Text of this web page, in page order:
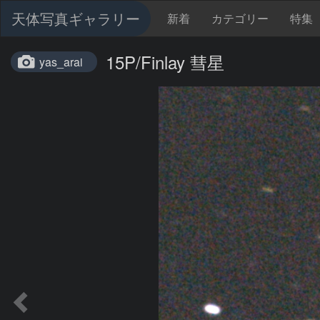
天体写真ギャラリー 新着 カテゴリー 特集
yas_arai 15P/Finlay 彗星